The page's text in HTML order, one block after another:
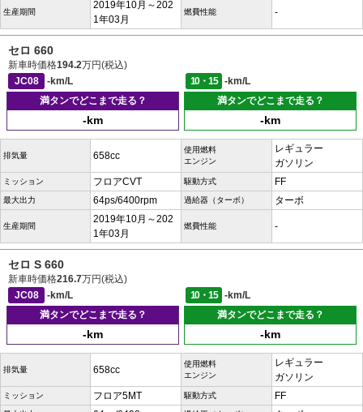
生産期間
2019年10月～202
1年03月
燃費性能 -
セロ 660
新車時価格194.2万円(税込)
JC08
-km/L 10・15
-km/L
満タンでどこまで走る？
-km
満タンでどこまで走る？
-km
排気量 658cc
使用燃料
エンジン
レギュラー
ガソリン
ミッション フロアCVT 駆動方式 FF
最大出力 64ps/6400rpm 過給器（ターボ） ターボ
生産期間
2019年10月～202
1年03月
燃費性能 -
セロ S 660
新車時価格216.7万円(税込)
JC08
-km/L 10・15
-km/L
満タンでどこまで走る？
-km
満タンでどこまで走る？
-km
排気量 658cc
使用燃料
エンジン
レギュラー
ガソリン
ミッション フロア5MT 駆動方式 FF